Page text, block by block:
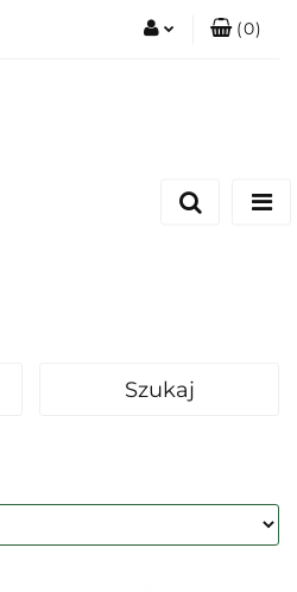
(0)
Szukaj